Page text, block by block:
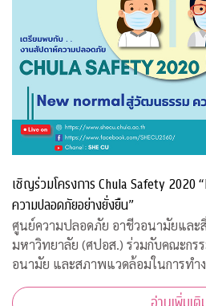
เชิญร่วมโครงการ Chula Safety 2020
ความปลอดภัยอย่างยั่งยืน”
ศูนย์ความปลอดภัย อาชีวอนามัยและ
มหาวิทยาลัย (ศปอส.) ร่วมกับคณะกร
อนามัย และสภาพแวดล้อมในการทำ
มหาวิทยาลัย และภาคีเครือข่าย จัดง
New normal สู่วัฒนธรรมความปลอดภั